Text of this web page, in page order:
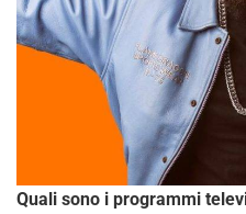
Quali sono i programmi